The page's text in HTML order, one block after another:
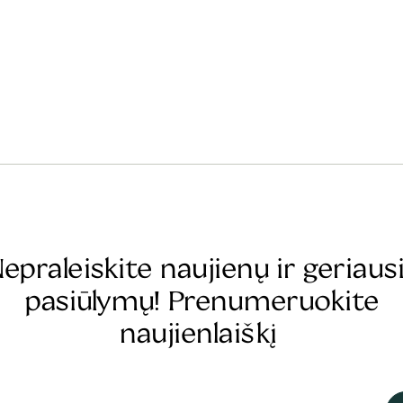
naujienų ir
pasiūlymų! Prenumeruokite
naujienlaiškį